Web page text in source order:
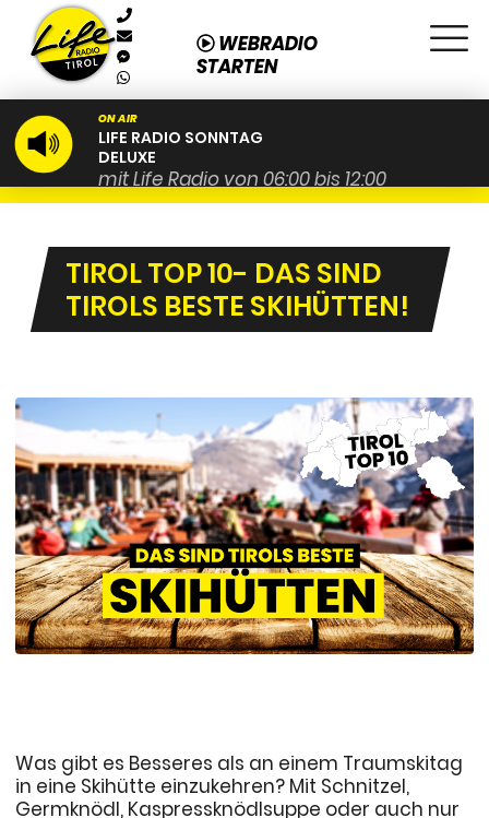
WEBRADIO
STARTEN
ON AIR
LIFE RADIO SONNTAG
DELUXE
mit Life Radio von 06:00 bis 12:00
TIROL TOP 10- DAS SIND
TIROLS BESTE SKIHÜTTEN!
Was gibt es Besseres als an einem Traumskitag
in eine Skihütte einzukehren? Mit Schnitzel,
Germknödl, Kaspressknödlsuppe oder auch nur